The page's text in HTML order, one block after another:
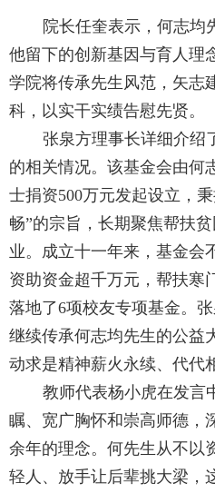
院长任奎表示，何志均
他留下的创新基因与育人理
学院将传承先生风范，矢志
科，以实干实绩告慰先贤。
张泉方理事长详细介绍
的相关情况。该基金会由何
士捐资500万元发起设立，
畅”的宗旨，长期聚焦帮扶
业。成立十一年来，基金会
资助资金超千万元，帮扶寒
落地了6项校友专项基金。
继续传承何志均先生的公益
动求是精神薪火永续、代代
教师代表杨小虎在发言
瞩、宽广胸怀和崇高师德，
余年的理念。何先生从不以
轻人、放手让后辈挑大梁，